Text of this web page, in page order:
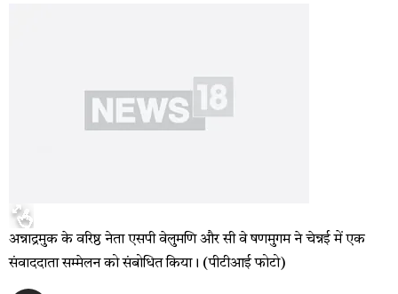
अन्नाद्रमुक के वरिष्ठ नेता एसपी वेलुमणि और सी वे षणमुगम ने चेन्नई में एक
संवाददाता सम्मेलन को संबोधित किया। (पीटीआई फोटो)